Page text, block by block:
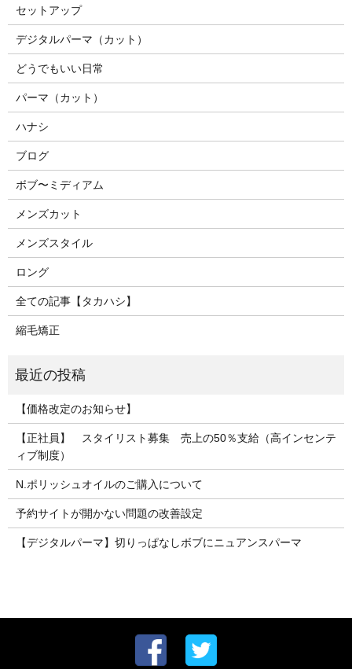
セットアップ
デジタルパーマ（カット）
どうでもいい日常
パーマ（カット）
ハナシ
ブログ
ボブ〜ミディアム
メンズカット
メンズスタイル
ロング
全ての記事【タカハシ】
縮毛矯正
【価格改定のお知らせ】
【正社員】 スタイリスト募集 売上の50％支給（高インセンテ
ィブ制度）
N.ポリッシュオイルのご購入について
予約サイトが開かない問題の改善設定
【デジタルパーマ】切りっぱなしボブにニュアンスパーマ